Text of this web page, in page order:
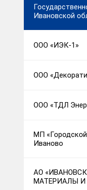
Ивановской
ООО «ИЭК-1»
ООО
ООО «ТДЛ
МП
Иваново
АО
МАТЕРИАЛЫ И